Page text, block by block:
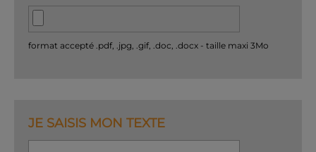
format accepté .pdf, .jpg, .gif, .doc, .docx - taille maxi 3Mo
JE SAISIS MON TEXTE